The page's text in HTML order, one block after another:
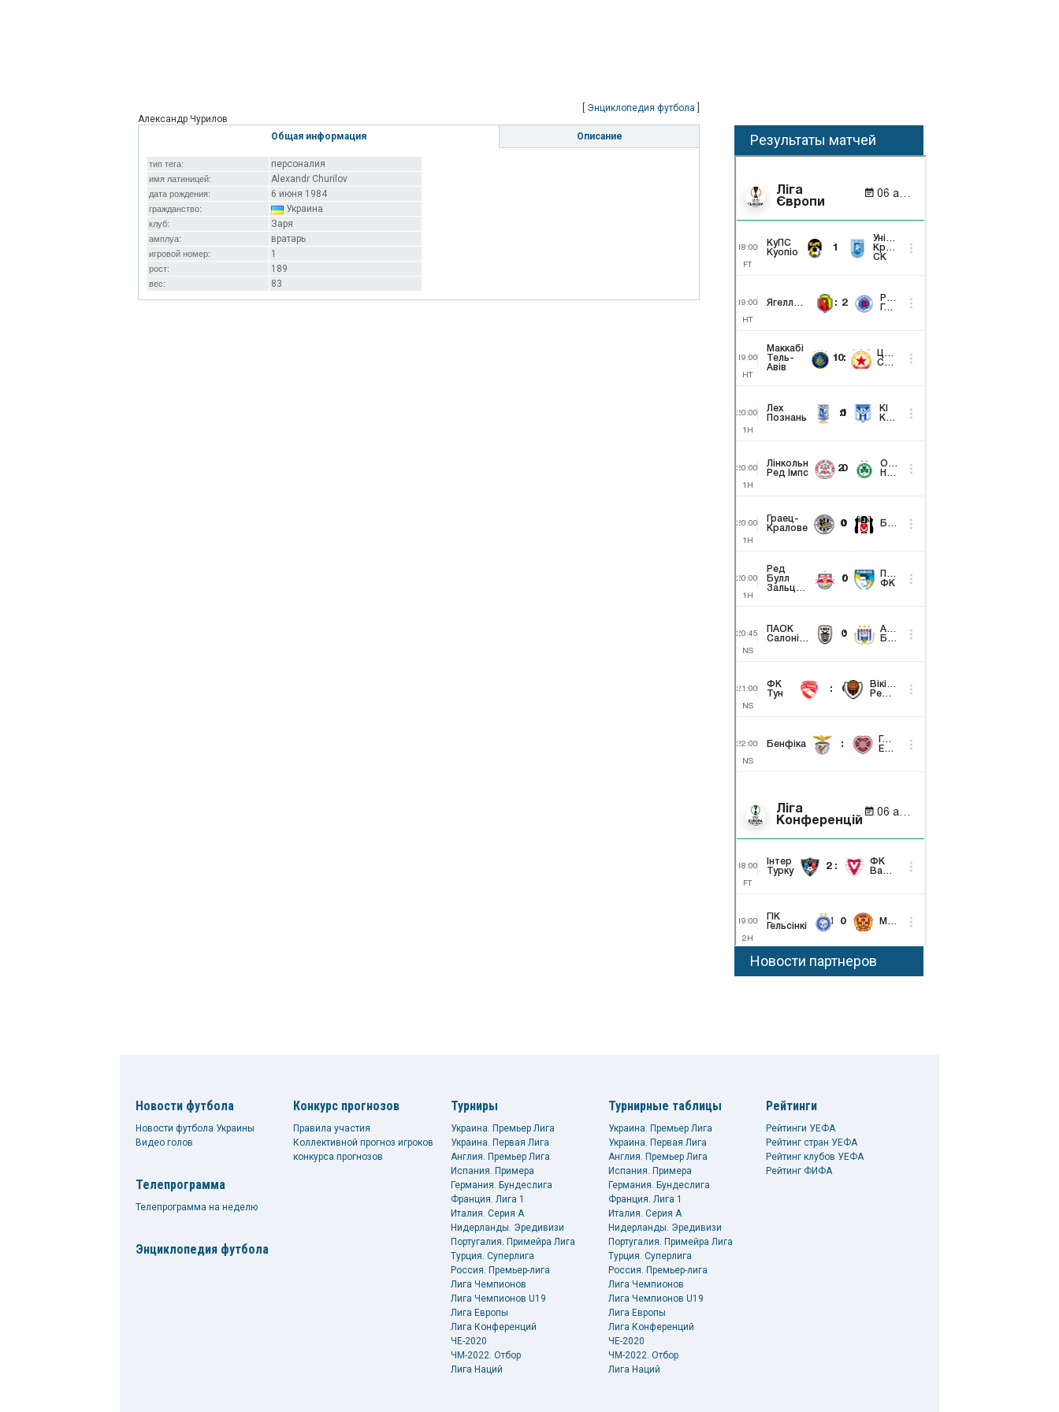
Энциклопедия футбола
Александр Чурилов
Общая информация
Описание
тип тега: персоналия
имя латиницей: Alexandr Churilov
дата рождения: 6 июня 1984
гражданство: Украина
клуб: Заря
амплуа: вратарь
игровой номер: 1
рост: 189
вес: 83
Результаты матчей
Новости партнеров
Новости футбола
Новости футбола Украины
Видео голов
Телепрограмма
Телепрограмма на неделю
Энциклопедия футбола
Конкурс прогнозов
Правила участия
Коллективной прогноз игроков
конкурса прогнозов
Турниры
Украина. Премьер Лига
Украина. Первая Лига
Англия. Премьер Лига
Испания. Примера
Германия. Бундеслига
Франция. Лига 1
Италия. Серия А
Нидерланды. Эредивизи
Португалия. Примейра Лига
Турция. Суперлига
Россия. Премьер-лига
Лига Чемпионов
Лига Чемпионов U19
Лига Европы
Лига Конференций
ЧЕ-2020
ЧМ-2022. Отбор
Лига Наций
Турнирные таблицы
Украина. Премьер Лига
Украина. Первая Лига
Англия. Премьер Лига
Испания. Примера
Германия. Бундеслига
Франция. Лига 1
Италия. Серия А
Нидерланды. Эредивизи
Португалия. Примейра Лига
Турция. Суперлига
Россия. Премьер-лига
Лига Чемпионов
Лига Чемпионов U19
Лига Европы
Лига Конференций
ЧЕ-2020
ЧМ-2022. Отбор
Лига Наций
Рейтинги
Рейтинги УЕФА
Рейтинг стран УЕФА
Рейтинг клубов УЕФА
Рейтинг ФИФА